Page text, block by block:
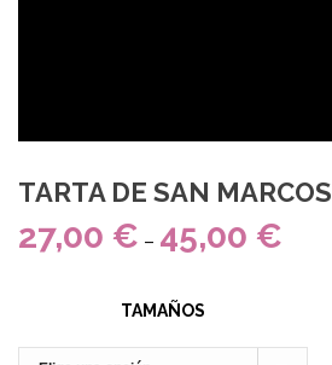
TARTA DE SAN MARCOS
27,00 € – 45,00 €
TAMAÑOS